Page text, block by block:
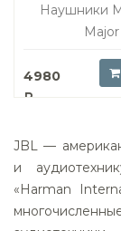
Наушники
Major
4980
JBL —
и
«Harman